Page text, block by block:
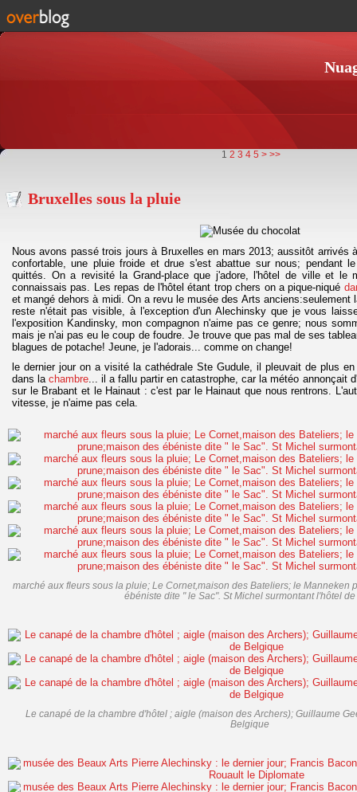
1 2 3 4 5 > >>
Bruxelles sous la pluie
Nous avons passé trois jours à Bruxelles en mars 2013; aussitôt arrivés
confortable, une pluie froide et drue s'est abattue sur nous; pendant
quittés. On a revisité la Grand-place que j'adore, l'hôtel de ville et le
connaissais pas. Les repas de l'hôtel étant trop chers on a pique-niqué
et mangé dehors à midi. On a revu le musée des Arts anciens:seulement
reste n'était pas visible, à l'exception d'un Alechinsky que je vous
l'exposition Kandinsky, mon compagnon n'aime pas ce genre; nous
mais je n'ai pas eu le coup de foudre. Je trouve que pas mal de ses
blagues de potache! Jeune, je l'adorais... comme on change!
le dernier jour on a visité la cathédrale Ste Gudule, il pleuvait de plus
dans lachambre... il a fallu partir en catastrophe, car la météo annonçait
sur le Brabant et le Hainaut : c'est par le Hainaut que nous rentrons.
vitesse, je n'aime pas cela.
marché aux fleurs sous la pluie; Le Cornet,maison des Bateliers; le Manneken
ébéniste dite " le Sac". St Michel surmontant l'hôtel
Le canapé de la chambre d'hôtel ; aigle (maison des Archers); Guillaume
Belgique